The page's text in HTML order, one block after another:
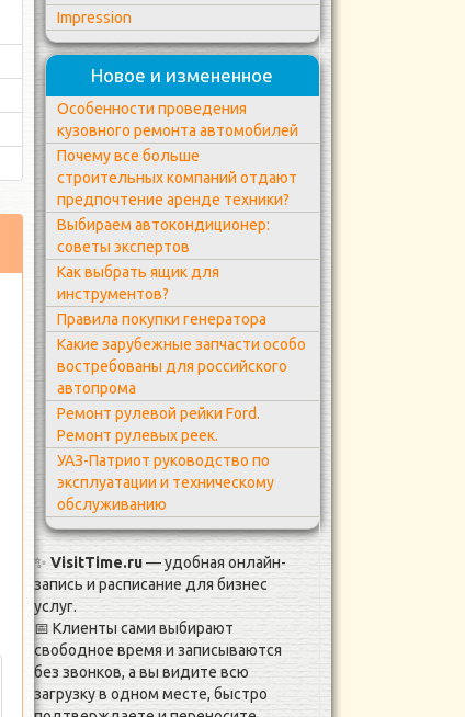
Impression
Новое и измененное
Особенности проведения
кузовного ремонта автомобилей
Почему все больше
строительных компаний отдают
предпочтение аренде техники?
Выбираем автокондиционер:
советы экспертов
Как выбрать ящик для
инструментов?
Правила покупки генератора
Какие зарубежные запчасти особо
востребованы для российского
автопрома
Ремонт рулевой рейки Ford.
Ремонт рулевых реек.
УАЗ-Патриот руководство по
эксплуатации и техническому
обслуживанию
✨ VisitTime.ru— удобная онлайн-
запись и расписание для бизнес
услуг.
📅 Клиенты сами выбирают
свободное время и записываются
без звонков, а вы видите всю
загрузку в одном месте, быстро